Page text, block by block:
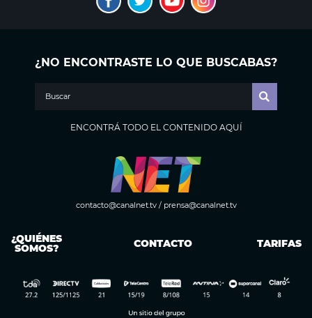
¿NO ENCONTRASTE LO QUE BUSCABAS?
ENCONTRÁ TODO EL CONTENIDO AQUÍ
contacto@canalnet.tv/ prensa@canalnet.tv
¿QUIÉNES
SOMOS? CONTACTO TARIFAS